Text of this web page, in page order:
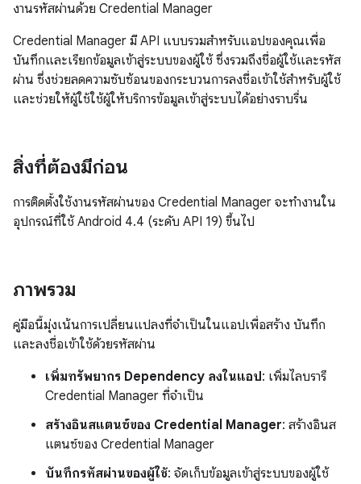
งานรหัสผ่านด้วย Credential Manager
Credential Manager มี API แบบรวมสำหรับแอปของคุณเพื่อ
บันทึกและเรียกข้อมูลเข้าสู่ระบบของผู้ใช้ ซึ่งรวมถึงชื่อผู้ใช้และรหัส
ผ่าน ซึ่งช่วยลดความซับซ้อนของกระบวนการลงชื่อเข้าใช้สำหรับผู้ใช้
และช่วยให้ผู้ใช้ใช้ผู้ให้บริการข้อมูลเข้าสู่ระบบได้อย่างราบรื่น
สิ่งที่ต้องมีก่อน
การติดตั้งใช้งานรหัสผ่านของ Credential Manager จะทำงานใน
อุปกรณ์ที่ใช้ Android 4.4 (ระดับ API 19) ขึ้นไป
ภาพรวม
คู่มือนี้มุ่งเน้นการเปลี่ยนแปลงที่จำเป็นในแอปเพื่อสร้าง บันทึก
และลงชื่อเข้าใช้ด้วยรหัสผ่าน
เพิ่มทรัพยากร Dependency ลงในแอป: เพิ่มไลบรารี
Credential Manager ที่จำเป็น
สร้างอินสแตนซ์ของ Credential Manager: สร้างอินส
แตนซ์ของ Credential Manager
บันทึกรหัสผ่านของผู้ใช้: จัดเก็บข้อมูลเข้าสู่ระบบของผู้ใช้